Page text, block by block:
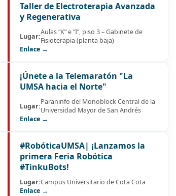
Taller de Electroterapia Avanzada
y Regenerativa
Lugar:Aulas “K” e “I”, piso 3 – Gabinete de
Fisioterapia (planta baja)
Enlace →
¡Únete a la Telemaratón "La
UMSA hacia el Norte"
Lugar:Paraninfo del Monoblock Central de la
Universidad Mayor de San Andrés
Enlace →
#RobóticaUMSA| ¡Lanzamos la
primera Feria Robótica
#TinkuBots!
Lugar:Campus Universitario de Cota Cota
Enlace →